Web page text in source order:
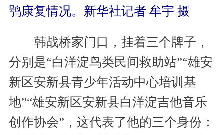
鸮康复情况。新华社记者 牟宇 摄
韩战桥家门口，挂着三个牌子，
分别是“白洋淀鸟类民间救助站”“雄安
新区安新县青少年活动中心培训基
地”“雄安新区安新县白洋淀吉他音乐
创作协会”，这代表了他的三个身份：